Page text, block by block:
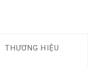
THƯƠNG HIỆU